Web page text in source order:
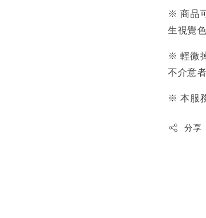
※ 商品
生視覺
※ 輕微
不介意
※ 本服
分享